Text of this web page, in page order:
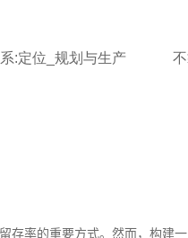
:定位_规划与生产
存率的重要方式。然而，构建一